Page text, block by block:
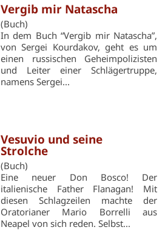
Vergib mir Natascha
(Buch)
In dem Buch “Vergib mir Natascha”,
von Sergei Kourdakov, geht es um
einen russischen Geheimpolizisten
und Leiter einer Schlägertruppe,
namens Sergei...
Vesuvio und seine
Strolche
(Buch)
Eine neuer Don Bosco! Der
italienische Father Flanagan! Mit
diesen Schlagzeilen machte der
Oratorianer Mario Borrelli aus
Neapel von sich reden. Selbst...